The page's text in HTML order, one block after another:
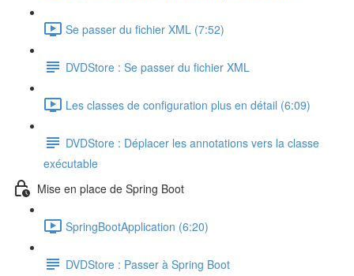
Se passer du fichier XML (7:52)
DVDStore : Se passer du fichier XML
Les classes de configuration plus en détail (6:09)
DVDStore : Déplacer les annotations vers la classe
exécutable
Mise en place de Spring Boot
SpringBootApplication (6:20)
DVDStore : Passer à Spring Boot